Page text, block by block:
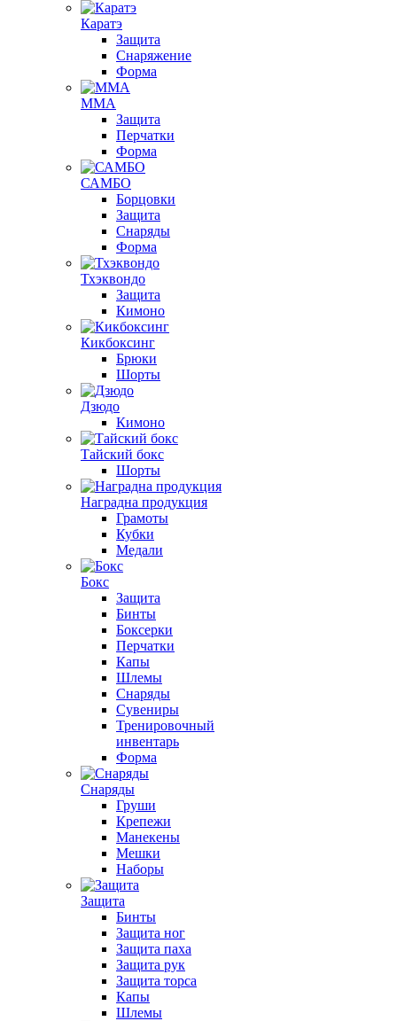
Каратэ
Защита
Снаряжение
Форма
ММА
Защита
Перчатки
Форма
САМБО
Борцовки
Защита
Снаряды
Форма
Тхэквондо
Защита
Кимоно
Кикбоксинг
Брюки
Шорты
Дзюдо
Кимоно
Тайский бокс
Шорты
Наградна продукция
Грамоты
Кубки
Медали
Бокс
Защита
Бинты
Боксерки
Перчатки
Капы
Шлемы
Снаряды
Сувениры
Тренировочный
инвентарь
Форма
Снаряды
Груши
Крепежи
Манекены
Мешки
Наборы
Защита
Бинты
Защита ног
Защита паха
Защита рук
Защита торса
Капы
Шлемы